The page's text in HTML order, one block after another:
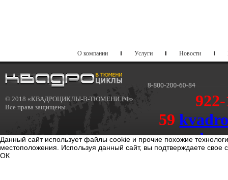
О компании Услуги Новости
© 2018 «КВАДРОЦИКЛЫ-В-ТЮМЕНИ.РФ»
Все права защищены.
59
kvadrotum@sport-
Данный сайт использует файлы cookie и прочие похожие
местоположения. Используя данный сайт, вы подтверждаете свое
ОК